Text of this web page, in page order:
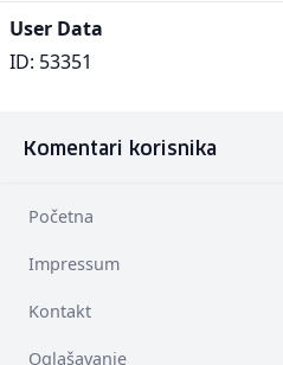
User Data
ID: 53351
Komentari korisnika
Početna
Impressum
Kontakt
Oglašavanje